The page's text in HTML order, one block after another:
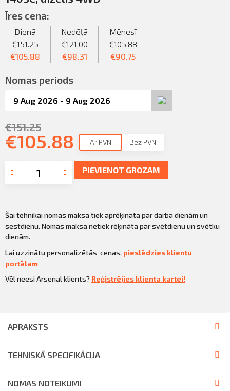
KĻŪT PAR KLIENTU
Iziet
Īres cena:
Dienā
€151.25
€105.88
Nedēļā
€121.00
€98.31
Mēnesī
€105.88
€90.75
Nomas periods
€151.25
€105.88 Ar PVN Bez PVN
PIEVIENOT GROZAM
Šai tehnikai nomas maksa tiek aprēķinata par darba dienām un
sestdienu. Nomas maksa netiek rēķināta par svētdienu un svētku
dienām.
Lai uzzinātu personalizētās cenas, pieslēdzies klientu
portālam
Vēl neesi Arsenal klients? Reģistrējies klienta kartei!
APRAKSTS
TEHNISKĀ SPECIFIKĀCIJA
NOMAS NOTEIKUMI